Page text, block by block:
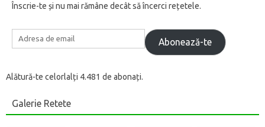
Înscrie-te și nu mai rămâne decât să încerci rețetele.
Adresa
de
email
Abonează-te
Alătură-te celorlalți 4.481 de abonați.
Galerie Retete